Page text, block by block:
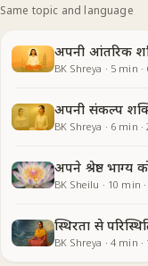
Same topic and language
अपनी आंतरिक
BK Shreya · 5 min ·
अपनी संकल्प
BK Shreya · 6 min ·
अपने श्रेष्ठ भाग्य
BK Sheilu · 10 min ·
स्थिरता से
BK Shreya · 4 min ·